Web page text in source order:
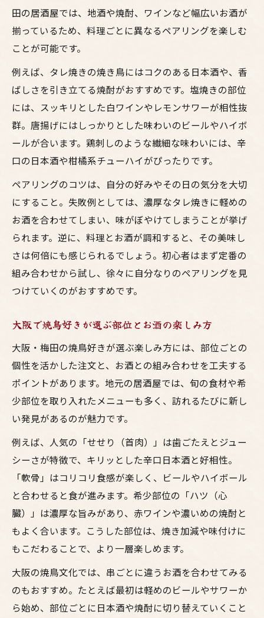
田の居酒屋では、地酒や焼酎、ワインなど幅広いお酒が
揃っているため、料理ごとに異なるペアリングを楽しむ
ことが可能です。
例えば、タレ焼きの焼き鳥にはコクのある日本酒や、香
ばしさを引き立てる焼酎がおすすめです。塩焼きの部位
には、スッキリとした白ワインやレモンサワーが相性抜
群。唐揚げにはしっかりとした味わいのビールやハイボ
ールが合います。鶏刺しのような繊細な味わいには、辛
口の日本酒や柑橘系チューハイがぴったりです。
ペアリングのコツは、自分の好みやその日の気分を大切
にすること。失敗例としては、濃厚なタレ焼きに軽めの
お酒を合わせてしまい、味がぼやけてしまうことが挙げ
られます。逆に、料理とお酒が調和すると、その美味し
さは何倍にも感じられるでしょう。初心者はまず定番の
組み合わせから試し、徐々に自分なりのペアリングを見
つけていくのがおすすめです。
大阪で焼鳥好きが選ぶ部位とお酒の楽しみ方
大阪・梅田の焼鳥好きが選ぶ楽しみ方には、部位ごとの
個性を活かした注文と、お酒との組み合わせを工夫する
ポイントがあります。地元の居酒屋では、旬の食材や希
少部位を取り入れたメニューも多く、訪れるたびに新し
い発見があるのが魅力です。
例えば、人気の「せせり（首肉）」は歯ごたえとジュー
シーさが特徴で、キリッとした辛口日本酒と好相性。
「軟骨」はコリコリ食感が楽しく、ビールやハイボール
と合わせると食が進みます。希少部位の「ハツ（心
臓）」は濃厚な旨みがあり、赤ワインや濃いめの焼酎と
もよく合います。こうした部位は、焼き加減や味付けに
もこだわることで、より一層楽しめます。
大阪の焼鳥文化では、串ごとに違うお酒を合わせてみる
のもおすすめ。たとえば最初は軽めのビールやサワーか
ら始め、部位ごとに日本酒や焼酎に切り替えていくこと